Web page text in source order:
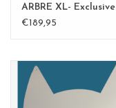
ARBRE XL- Exclusive
Kamakura vert
€189,95